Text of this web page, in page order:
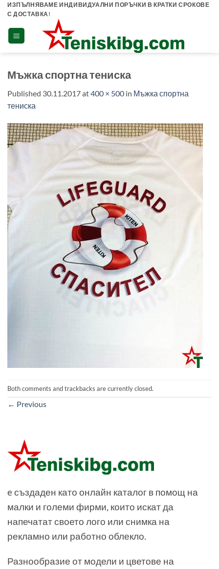
Skip
content
ИЗПЪЛНЯВАМЕ ИНДИВИДУАЛНИ ПОРЪЧКИ В КРАТКИ СРОКОВЕ
С ДОСТАВКА!
Мъжка спортна тениска
Published 30.11.2017at400 × 500 in Мъжка спортна
тениска
Both comments and trackbacks are currently closed.
← Previous
e създаден като онлайн каталог в помощ на
малки и големи фирми, които искат да
напечатат своето лого или снимка на
рекламно или работно облекло.
Разнообразие от модели и цветове на